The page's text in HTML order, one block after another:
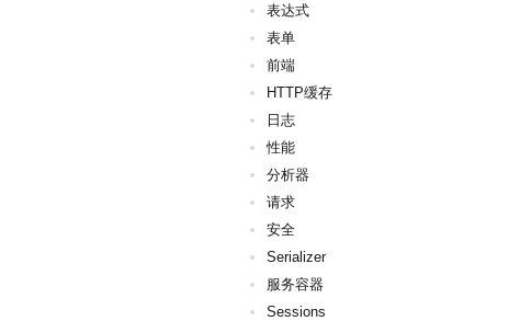
表达式
表单
前端
HTTP缓存
日志
性能
分析器
请求
安全
Serializer
服务容器
Sessions